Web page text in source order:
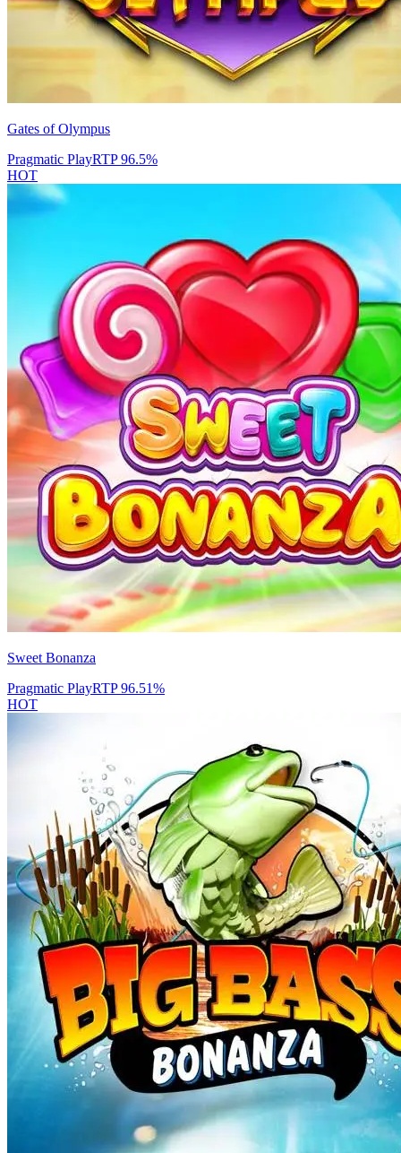
Gates of Olympus
Pragmatic PlayRTP96.5%
HOT
Sweet Bonanza
Pragmatic PlayRTP96.51%
HOT